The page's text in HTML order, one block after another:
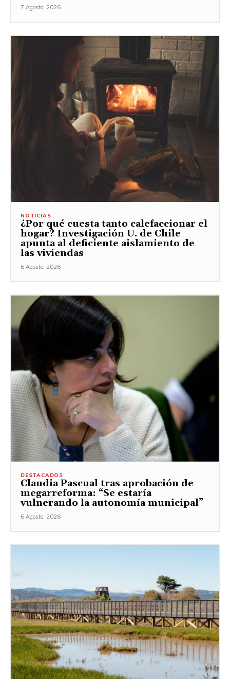
7 Agosto, 2026
NOTICIAS
¿Por qué cuesta tanto calefaccionar el
hogar? Investigación U. de Chile
apunta al deficiente aislamiento de
las viviendas
6 Agosto, 2026
DESTACADOS
Claudia Pascual tras aprobación de
megarreforma: “Se estaría
vulnerando la autonomía municipal”
6 Agosto, 2026